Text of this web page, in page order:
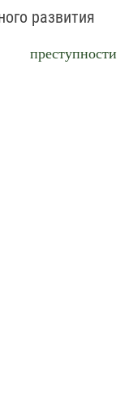
развития